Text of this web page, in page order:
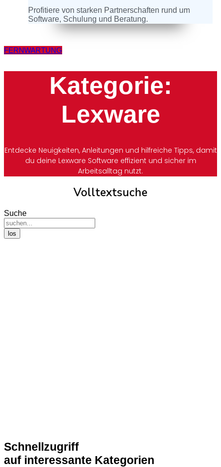
Profitiere von starken Partnerschaften rund um
Software, Schulung und Beratung.
FERNWARTUNG
Kategorie:
Lexware
Entdecke Neuigkeiten, Anleitungen und hilfreiche Tipps, damit
du deine Lexware Software effizient und sicher im
Arbeitsalltag nutzt.
Volltextsuche
Suche
los
Schnellzugriff
auf interessante Kategorien